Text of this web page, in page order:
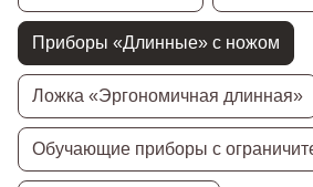
Приборы «Длинные» с ножом
Ложка «Эргономичная длинная»
Обучающие приборы с